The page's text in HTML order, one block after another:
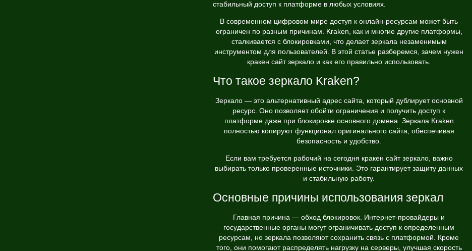
стабильный доступ к платформе в любых условиях.
В современном цифровом мире доступ к онлайн-ресурсам может быть
ограничен по разным причинам. Kraken, как и многие другие платформы,
сталкивается с блокировками, что делает зеркала незаменимым
инструментом для пользователей. В этой статье разберемся, зачем нужен
кракен сайт зеркало и как его правильно использовать.
Что такое зеркало Kraken?
Зеркало — это альтернативный адрес сайта, который дублирует основной
ресурс. Оно позволяет обойти ограничения и получить доступ к
платформе даже при блокировке основного домена. Зеркала Kraken
полностью копируют функционал оригинального сайта, обеспечивая
безопасность и удобство.
Если вам требуется рабочий на сегодня кракен сайт зеркало, важно
выбирать только проверенные источники. Это гарантирует защиту данных
и стабильную работу.
Основные причины использования зеркал
Главная причина — обход блокировок. Интернет-провайдеры и
государственные органы могут ограничивать доступ к определенным
ресурсам, но зеркала позволяют сохранить связь с платформой. Кроме
того, они помогают распределять нагрузку на серверы, улучшая скорость